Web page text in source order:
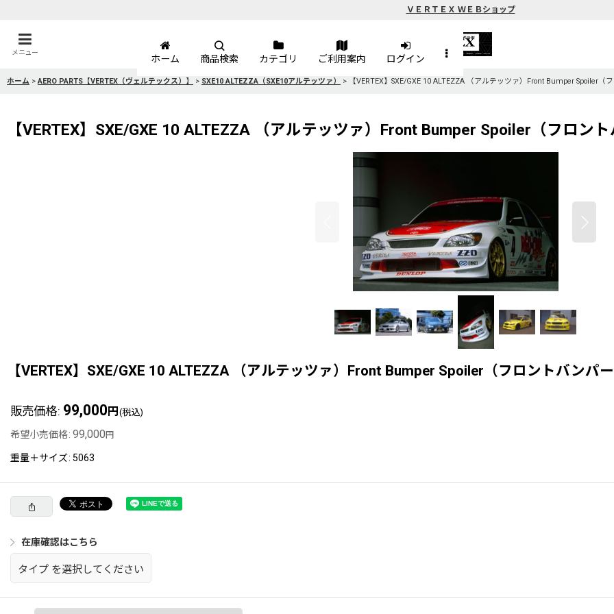
ＶＥＲＴＥＸ ＷＥＢショップ
メニュー
ホーム 商品検索 カテゴリ ご利用案内 ログイン
ホーム > AERO PARTS【VERTEX（ヴェルテックス）】 > SXE10 ALTEZZA（SXE10アルテッツァ） > 【VERTEX】SXE/GXE 10 ALTEZZA （アルテッツァ）Front Bumper Spoiler（
【VERTEX】SXE/GXE 10 ALTEZZA （アルテッツァ）Front Bumper Spoiler（フロン
【VERTEX】SXE/GXE 10 ALTEZZA （アルテッツァ）Front Bumper Spoiler（フロントバンパー
販売価格: 99,000 円 (税込)
希望小売価格: 99,000 円
重量＋サイズ: 5063
在庫確認はこちら
タイプ を選択してください